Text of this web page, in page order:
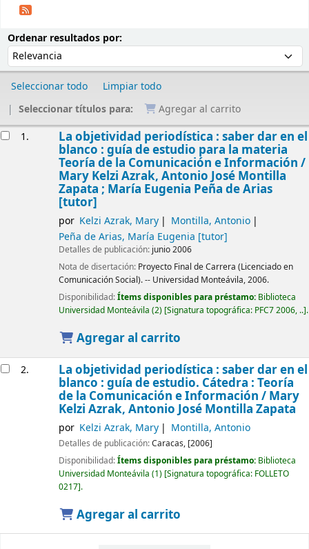
Ordenar resultados por:
Seleccionar todo
Limpiar todo
Seleccionar títulos para:
Agregar al carrito
1. La objetividad periodística : saber dar en el
blanco : guía de estudio para la materia
Teoría de la Comunicación e Información /
Mary Kelzi Azrak, Antonio José Montilla
Zapata ; María Eugenia Peña de Arias
[tutor]
por Kelzi Azrak, Mary
Montilla, Antonio
Peña de Arias, María Eugenia [tutor]
Detalles de publicación: junio 2006
Nota de disertación: Proyecto Final de Carrera (Licenciado en
Comunicación Social). -- Universidad Monteávila, 2006.
Disponibilidad:Ítems disponibles para préstamo: Biblioteca
Universidad Monteávila (2) Signatura topográfica: PFC7 2006, .. .
Agregar al carrito
2. La objetividad periodística : saber dar en el
blanco : guía de estudio. Cátedra : Teoría
de la Comunicación e Información / Mary
Kelzi Azrak, Antonio José Montilla Zapata
por Kelzi Azrak, Mary Montilla, Antonio
Detalles de publicación:Caracas, [2006]
Disponibilidad:Ítems disponibles para préstamo: Biblioteca
Universidad Monteávila (1) Signatura topográfica: FOLLETO
0217 .
Agregar al carrito